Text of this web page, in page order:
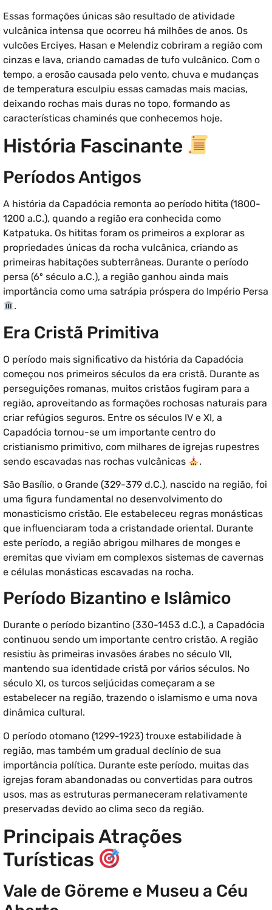
Essas formações únicas são resultado de atividade
vulcânica intensa que ocorreu há milhões de anos. Os
vulcões Erciyes, Hasan e Melendiz cobriram a região com
cinzas e lava, criando camadas de tufo vulcânico. Com o
tempo, a erosão causada pelo vento, chuva e mudanças
de temperatura esculpiu essas camadas mais macias,
deixando rochas mais duras no topo, formando as
características chaminés que conhecemos hoje.
História Fascinante
Períodos Antigos
A história da Capadócia remonta ao período hitita (1800-
1200 a.C.), quando a região era conhecida como
Katpatuka. Os hititas foram os primeiros a explorar as
propriedades únicas da rocha vulcânica, criando as
primeiras habitações subterrâneas. Durante o período
persa (6º século a.C.), a região ganhou ainda mais
importância como uma satrápia próspera do Império Persa
.
Era Cristã Primitiva
O período mais significativo da história da Capadócia
começou nos primeiros séculos da era cristã. Durante as
perseguições romanas, muitos cristãos fugiram para a
região, aproveitando as formações rochosas naturais para
criar refúgios seguros. Entre os séculos IV e XI, a
Capadócia tornou-se um importante centro do
cristianismo primitivo, com milhares de igrejas rupestres
sendo escavadas nas rochas vulcânicas
.
São Basílio, o Grande (329-379 d.C.), nascido na região, foi
uma figura fundamental no desenvolvimento do
monasticismo cristão. Ele estabeleceu regras monásticas
que influenciaram toda a cristandade oriental. Durante
este período, a região abrigou milhares de monges e
eremitas que viviam em complexos sistemas de cavernas
e células monásticas escavadas na rocha.
Período Bizantino e Islâmico
Durante o período bizantino (330-1453 d.C.), a Capadócia
continuou sendo um importante centro cristão. A região
resistiu às primeiras invasões árabes no século VII,
mantendo sua identidade cristã por vários séculos. No
século XI, os turcos seljúcidas começaram a se
estabelecer na região, trazendo o islamismo e uma nova
dinâmica cultural.
O período otomano (1299-1923) trouxe estabilidade à
região, mas também um gradual declínio de sua
importância política. Durante este período, muitas das
igrejas foram abandonadas ou convertidas para outros
usos, mas as estruturas permaneceram relativamente
preservadas devido ao clima seco da região.
Principais Atrações
Turísticas
Vale de Göreme e Museu a Céu